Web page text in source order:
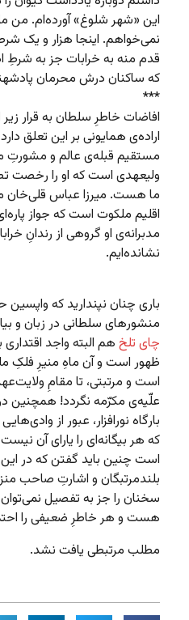
این «شهر شلوغ» آورده‌ام. من
نمی‌خواهم. اینجا هزار و یک
قدم منه به خرابات جز به شرطِ
که ساکنان درش محرمان
***
افاضات خاطرِ سلطان به قرار
اراده‌ی همایونی بر این تعلق
مستقیم قبله‌ی عالم و مشورتِ
ولیعهدی است که او را رخصت
ما هست. میرزا عباس قلی‌خان
اقلیم ملکوت است که جواز
مدبرانه‌ی او گروهی از رندانِ
نشانده‌ایم.
باری چنان نپندارید که
منشورهای سلطانی در زبان و
چای تلخهم البته واجد
ظهور است و آن ماهِ منیرِ فلکِ
است و مرتبتی، تا مقامِ
علّیه‌ی مکرّمه نگردد! همچنین
بارگاه نورافزار، عبور از
که هر بیگانه‌ای را یارای آن
است چنین باید گفتن که در
بلندمرتبگان و اشارتِ صاحب
سخنان را جز به تفصیل
هست و هر خاطرِ ضعیفی را
مطلب مرتبطی یافت نشد.